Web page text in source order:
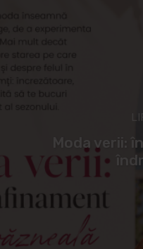
Moda verii: